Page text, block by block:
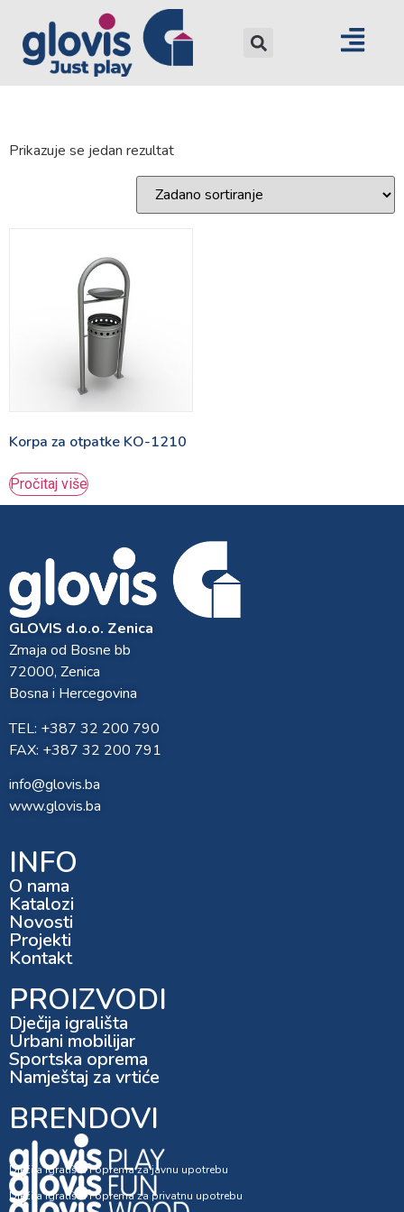
Prikazuje se jedan rezultat
Korpa za otpatke KO-1210
Pročitaj više
GLOVIS d.o.o. Zenica
Zmaja od Bosne bb
72000, Zenica
Bosna i Hercegovina
TEL: +387 32 200 790
FAX: +387 32 200 791
info@glovis.ba
www.glovis.ba
INFO
O nama
Katalozi
Novosti
Projekti
Kontakt
PROIZVODI
Dječija igrališta
Urbani mobilijar
Sportska oprema
Namještaj za vrtiće
BRENDOVI
Dječija igrališta i oprema za javnu upotrebu
Dječija igrališta i oprema za privatnu upotrebu